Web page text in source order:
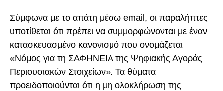
Σύμφωνα με το απάτη μέσω email, οι παραλήπτες
υποτίθεται ότι πρέπει να συμμορφώνονται με έναν
κατασκευασμένο κανονισμό που ονομάζεται
«Νόμος για τη ΣΑΦΗΝΕΙΑ της Ψηφιακής Αγοράς
Περιουσιακών Στοιχείων». Τα θύματα
προειδοποιούνται ότι η μη ολοκλήρωση της